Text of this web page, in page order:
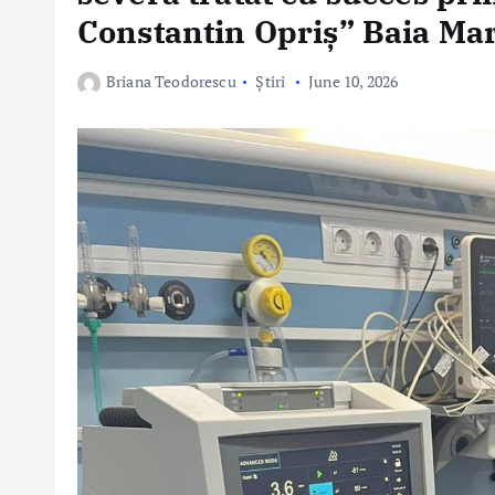
Constantin Opriș” Baia
Briana Teodorescu Știri June 10, 2026